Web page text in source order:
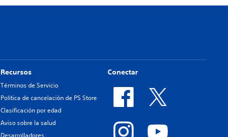
Recursos
Términos de Servicio
Política de cancelación de PS Store
Clasificación por edad
Aviso sobre la salud
Desarrolladores
Conectar